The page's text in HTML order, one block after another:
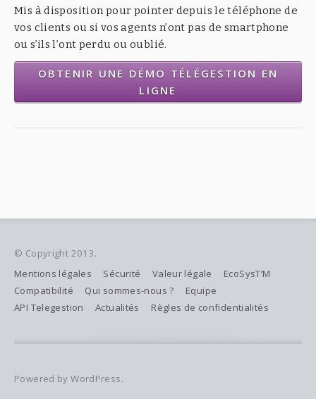
Mis à disposition pour pointer depuis le téléphone de
vos clients ou si vos agents n’ont pas de smartphone
ou s’ils l’ont perdu ou oublié.
OBTENIR UNE DÉMO TÉLÉGESTION EN
LIGNE
© Copyright 2013.
Mentions légales
Sécurité Valeur légale
EcoSysT’M
Compatibilité
Qui sommes-nous ?
Equipe
API Telegestion
Actualités Règles de confidentialités
Powered by WordPress.